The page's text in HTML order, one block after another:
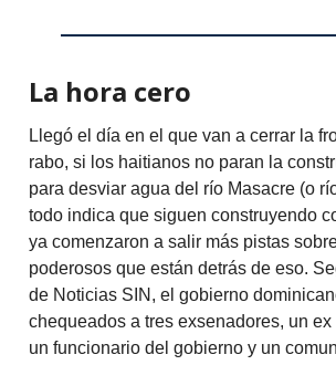
La hora cero
Llegó el día en el que van a cerrar la
rabo, si los haitianos no paran la
para desviar agua del río Masacre (o
todo indica que siguen construyendo
ya comenzaron a salir más pistas
poderosos que están detrás de eso.
de Noticias SIN, el gobierno
chequeados a tres exsenadores, un ex
un funcionario del gobierno y un